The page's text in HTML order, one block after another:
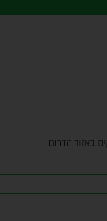
באזור הדרום